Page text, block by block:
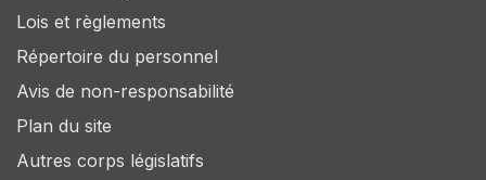
Lois et règlements
Répertoire du personnel
Avis de non-responsabilité
Plan du site
Autres corps législatifs